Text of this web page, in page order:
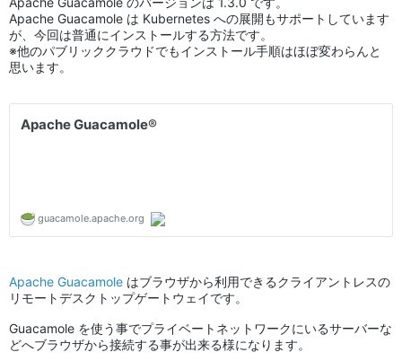
Apache Guacamole は Kubernetes への展開もサポートしています
が、今回は普通にインストールする方法です。
※他のパブリッククラウドでもインストール手順はほぼ変わらんと
思います。
Apache Guacamole はブラウザから利用できるクライアントレスの
リモートデスクトップゲートウェイです。
Guacamole を使う事でプライベートネットワークにいるサーバーな
どへブラウザから接続する事が出来る様になります。